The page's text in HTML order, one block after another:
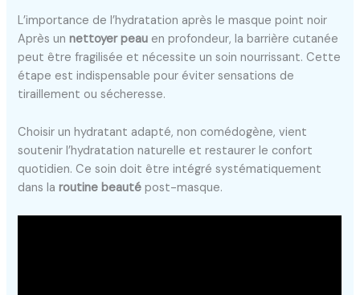
L’importance de l’hydratation après le masque point noir
Après unnettoyer peau en profondeur, la barrière cutanée
peut être fragilisée et nécessite un soin nourrissant. Cette
étape est indispensable pour éviter sensations de
tiraillement ou sécheresse.
Choisir un hydratant adapté, non comédogène, vient
soutenir l’hydratation naturelle et restaurer le confort
quotidien. Ce soin doit être intégré systématiquement
dans laroutine beauté post-masque.